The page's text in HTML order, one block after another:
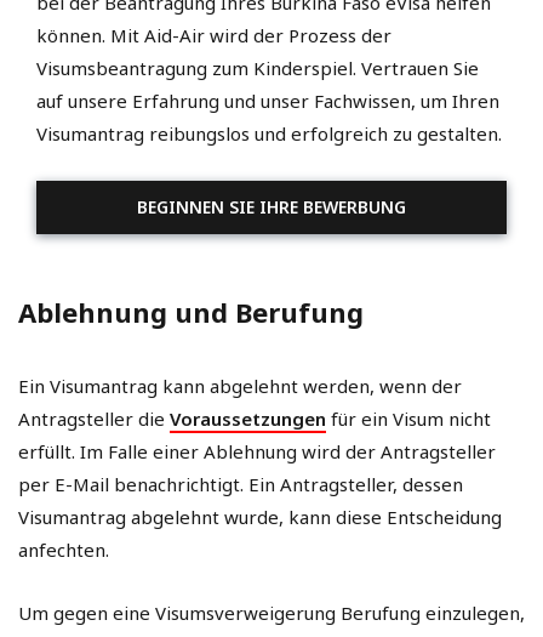
können. Mit Aid-Air wird der Prozess der
Visumsbeantragung zum Kinderspiel. Vertrauen Sie
auf unsere Erfahrung und unser Fachwissen, um Ihren
Visumantrag reibungslos und erfolgreich zu gestalten.
BEGINNEN SIE IHRE BEWERBUNG
Ablehnung und Berufung
Ein Visumantrag kann abgelehnt werden, wenn der
Antragsteller die Voraussetzungen für ein Visum nicht
erfüllt. Im Falle einer Ablehnung wird der Antragsteller
per E-Mail benachrichtigt. Ein Antragsteller, dessen
Visumantrag abgelehnt wurde, kann diese Entscheidung
anfechten.
Um gegen eine Visumsverweigerung Berufung einzulegen,